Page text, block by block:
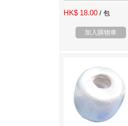
HK$ 18.00 / 包
加入購物車